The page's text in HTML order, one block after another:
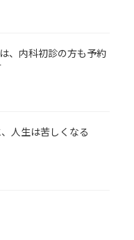
、内科初診の方も予約
人生は苦しくなる